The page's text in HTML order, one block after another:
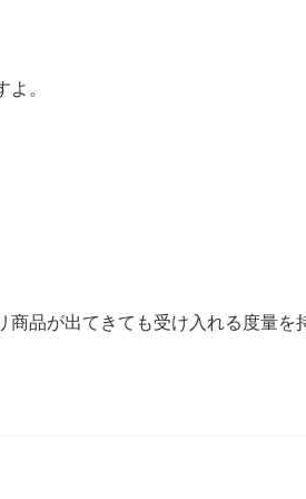
。
品が出てきても受け入れる度量を